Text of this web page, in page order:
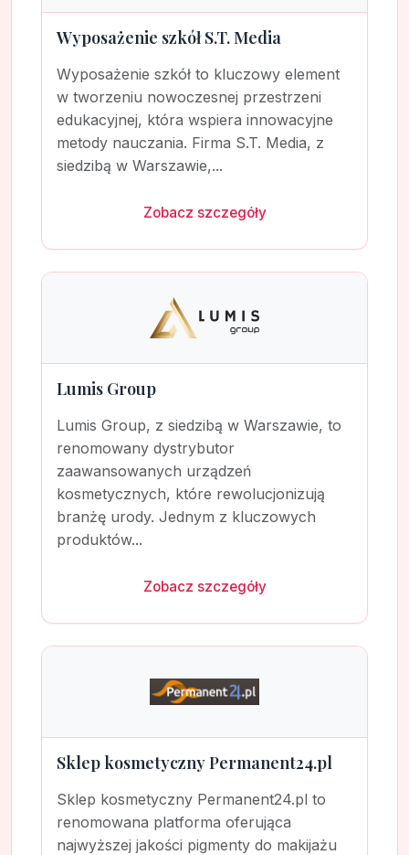
Wyposażenie szkół S.T. Media
Wyposażenie szkół to kluczowy element
w tworzeniu nowoczesnej przestrzeni
edukacyjnej, która wspiera innowacyjne
metody nauczania. Firma S.T. Media, z
siedzibą w Warszawie,...
Zobacz szczegóły
Lumis Group
Lumis Group, z siedzibą w Warszawie, to
renomowany dystrybutor
zaawansowanych urządzeń
kosmetycznych, które rewolucjonizują
branżę urody. Jednym z kluczowych
produktów...
Zobacz szczegóły
Sklep kosmetyczny Permanent24.pl
Sklep kosmetyczny Permanent24.pl to
renomowana platforma oferująca
najwyższej jakości pigmenty do makijażu